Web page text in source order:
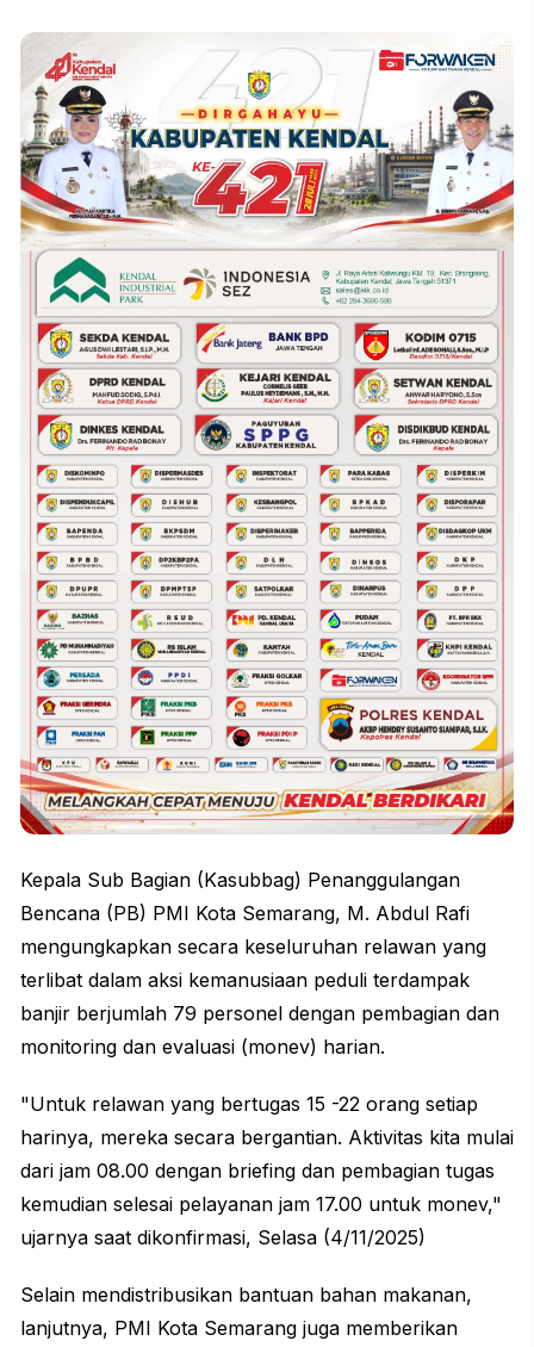
Kepala Sub Bagian (Kasubbag) Penanggulangan
Bencana (PB) PMI Kota Semarang, M. Abdul Rafi
mengungkapkan secara keseluruhan relawan yang
terlibat dalam aksi kemanusiaan peduli terdampak
banjir berjumlah 79 personel dengan pembagian dan
monitoring dan evaluasi (monev) harian.
"Untuk relawan yang bertugas 15 -22 orang setiap
harinya, mereka secara bergantian. Aktivitas kita mulai
dari jam 08.00 dengan briefing dan pembagian tugas
kemudian selesai pelayanan jam 17.00 untuk monev,"
ujarnya saat dikonfirmasi, Selasa (4/11/2025)
Selain mendistribusikan bantuan bahan makanan,
lanjutnya, PMI Kota Semarang juga memberikan